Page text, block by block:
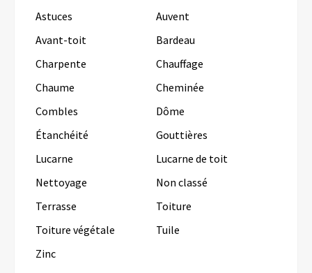
Astuces
Auvent
Avant-toit
Bardeau
Charpente
Chauffage
Chaume
Cheminée
Combles
Dôme
Étanchéité
Gouttières
Lucarne
Lucarne de toit
Nettoyage
Non classé
Terrasse
Toiture
Toiture végétale
Tuile
Zinc